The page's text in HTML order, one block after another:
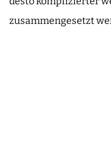
zusammengesetzt